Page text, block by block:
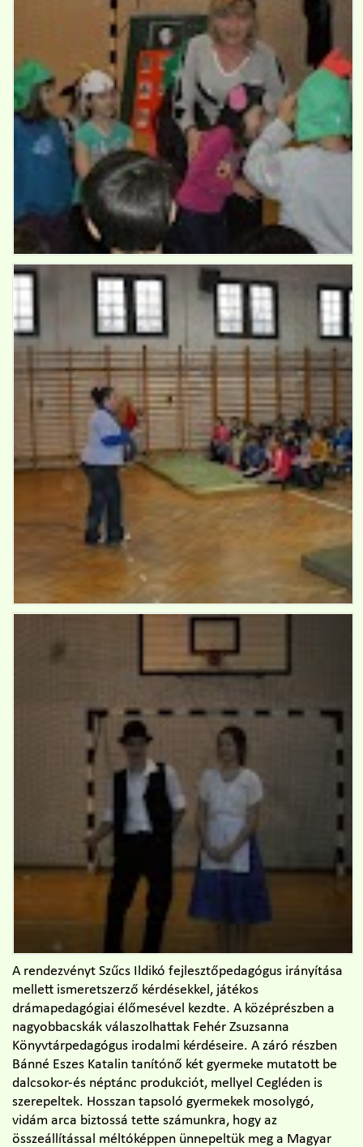
A rendezvényt Szűcs Ildikó fejlesztőpedagógus irányítása
mellett ismeretszerző kérdésekkel, játékos
drámapedagógiai élőmesével kezdte. A középrészben a
nagyobbacskák válaszolhattak Fehér Zsuzsanna
Könyvtárpedagógus irodalmi kérdéseire. A záró részben
Bánné Eszes Katalin tanítónő két gyermeke mutatott be
dalcsokor-és néptánc produkciót, mellyel Cegléden is
szerepeltek. Hosszan tapsoló gyermekek mosolygó,
vidám arca biztossá tette számunkra, hogy az
összeállítással méltóképpen ünnepeltük meg a Magyar